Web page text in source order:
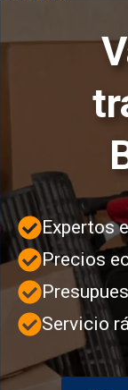
Expertos
Precios
Servicio